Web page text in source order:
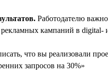
Работодателю
кампаний в
что вы реализовали
запросов на 30%»